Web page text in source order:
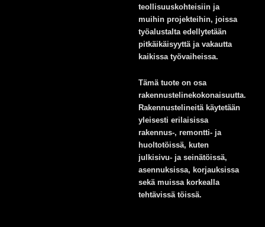
teollisuuskohteisiin ja
muihin projekteihin, joissa
työalustalta edellytetään
pitkäikäisyyttä ja vakautta
kaikissa työvaiheissa.
Tämä tuote on osa
rakennustelinekokonaisuutta.
Rakennustelineitä käytetään
yleisesti erilaisissa
rakennus-, remontti- ja
huoltotöissä, kuten
julkisivu- ja seinätöissä,
asennuksissa, korjauksissa
sekä muissa korkealla
tehtävissä töissä.